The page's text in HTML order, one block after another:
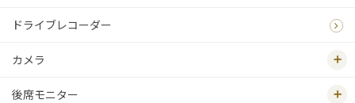
ドライブレコーダー
カメラ
後席モニター